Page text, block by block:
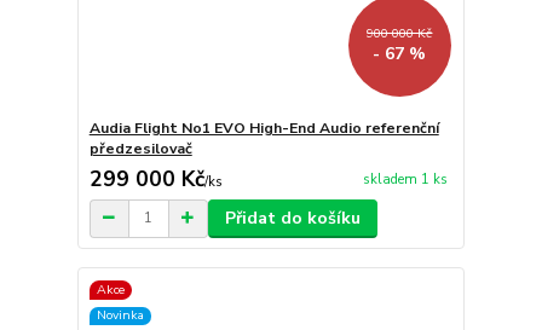
900 000 Kč
- 67 %
Audia Flight No1 EVO High-End Audio referenční
předzesilovač
299 000 Kč/ks skladem 1 ks
Přidat do košíku
Akce
Novinka